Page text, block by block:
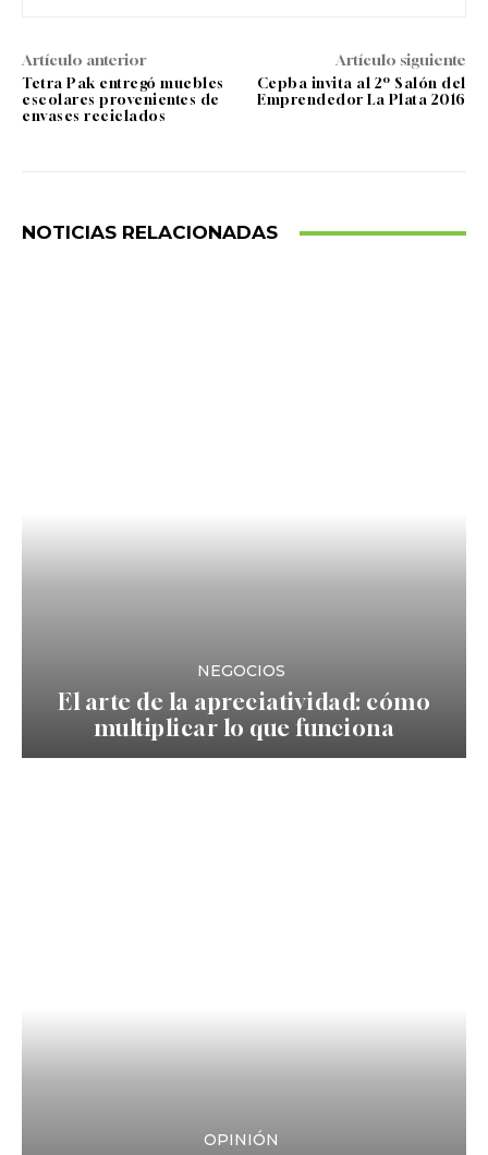
Artículo anterior
Tetra Pak entregó muebles
escolares provenientes de
envases reciclados
Artículo siguiente
Cepba invita al 2º Salón del
Emprendedor La Plata 2016
NOTICIAS RELACIONADAS
NEGOCIOS
El arte de la apreciatividad: cómo
multiplicar lo que funciona
OPINIÓN